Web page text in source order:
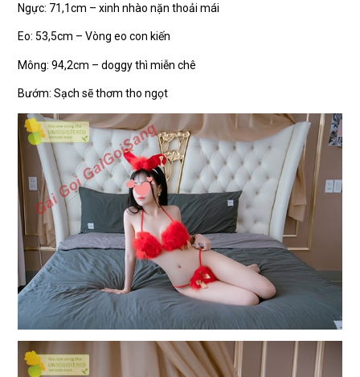
Ngực: 71,1cm – xinh nhào nặn thoải mái
Eo: 53,5cm – Vòng eo con kiến
Mông: 94,2cm – doggy thì miễn chê
Bướm: Sạch sẽ thơm tho ngọt